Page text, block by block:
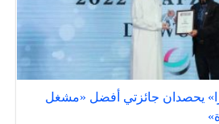
يحصدان جائزتي أفضل «مشغل